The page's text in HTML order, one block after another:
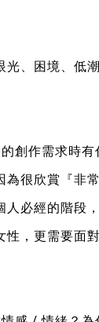
光、困境、低
創作需求時有
為很欣賞『非
人必經的階段
性，更需要面